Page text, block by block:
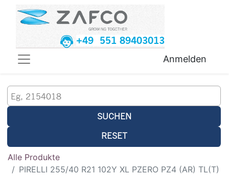
+49 551 89403013
Anmelden
SUCHEN
RESET
Alle Produkte
PIRELLI 255/40 R21 102Y XL PZERO PZ4 (AR) TL(T)